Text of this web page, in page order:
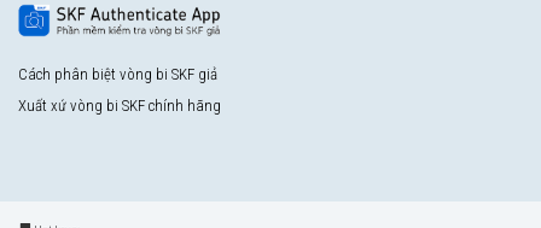
Cách phân biệt vòng bi SKF giả
Xuất xứ vòng bi SKF chính hãng